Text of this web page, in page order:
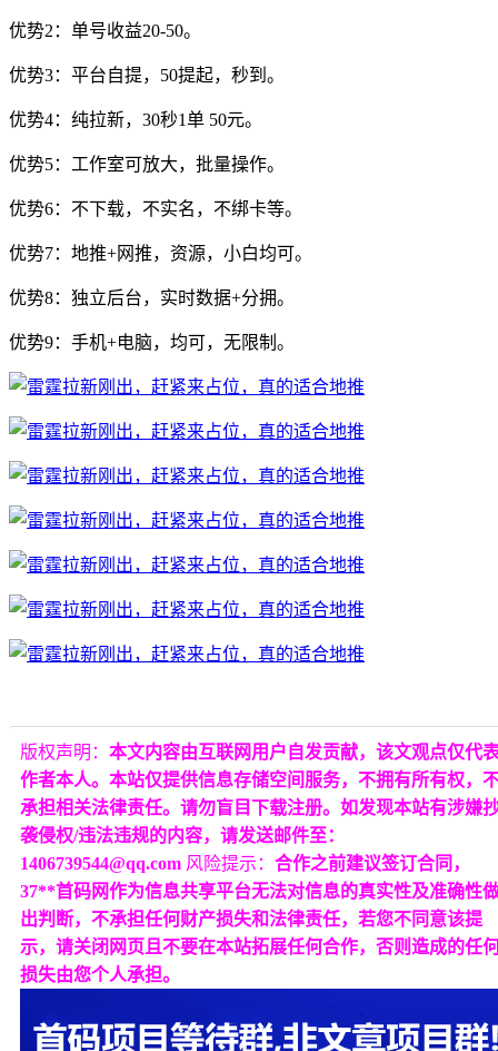
优势2：单号收益20-50。
优势3：平台自提，50提起，秒到。
优势4：纯拉新，30秒1单 50元。
优势5：工作室可放大，批量操作。
优势6：不下载，不实名，不绑卡等。
优势7：地推+网推，资源，小白均可。
优势8：独立后台，实时数据+分拥。
优势9：手机+电脑，均可，无限制。
版权声明： 本文内容由互联网用户自发贡献，该文观点仅代
作者本人。本站仅提供信息存储空间服务，不拥有所有权，
承担相关法律责任。请勿盲目下载注册。如发现本站有涉嫌
袭侵权/违法违规的内容，请发送邮件至：
1406739544@qq.com 风险提示： 合作之前建议签订合同，
37**首码网作为信息共享平台无法对信息的真实性及准确性
出判断，不承担任何财产损失和法律责任，若您不同意该提
示，请关闭网页且不要在本站拓展任何合作，否则造成的任
损失由您个人承担。